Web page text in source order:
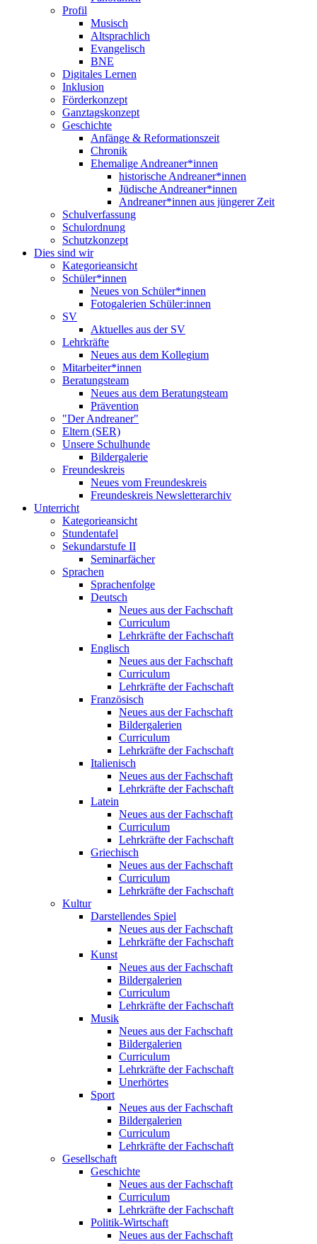
Profil
Musisch
Altsprachlich
Evangelisch
BNE
Digitales Lernen
Inklusion
Förderkonzept
Ganztagskonzept
Geschichte
Anfänge & Reformationszeit
Chronik
Ehemalige Andreaner*innen
historische Andreaner*innen
Jüdische Andreaner*innen
Andreaner*innen aus jüngerer Zeit
Schulverfassung
Schulordnung
Schutzkonzept
Dies sind wir
Kategorieansicht
Schüler*innen
Neues von Schüler*innen
Fotogalerien Schüler:innen
SV
Aktuelles aus der SV
Lehrkräfte
Neues aus dem Kollegium
Mitarbeiter*innen
Beratungsteam
Neues aus dem Beratungsteam
Prävention
"Der Andreaner"
Eltern (SER)
Unsere Schulhunde
Bildergalerie
Freundeskreis
Neues vom Freundeskreis
Freundeskreis Newsletterarchiv
Unterricht
Kategorieansicht
Stundentafel
Sekundarstufe II
Seminarfächer
Sprachen
Sprachenfolge
Deutsch
Neues aus der Fachschaft
Curriculum
Lehrkräfte der Fachschaft
Englisch
Neues aus der Fachschaft
Curriculum
Lehrkräfte der Fachschaft
Französisch
Neues aus der Fachschaft
Bildergalerien
Curriculum
Lehrkräfte der Fachschaft
Italienisch
Neues aus der Fachschaft
Lehrkräfte der Fachschaft
Latein
Neues aus der Fachschaft
Curriculum
Lehrkräfte der Fachschaft
Griechisch
Neues aus der Fachschaft
Curriculum
Lehrkräfte der Fachschaft
Kultur
Darstellendes Spiel
Neues aus der Fachschaft
Lehrkräfte der Fachschaft
Kunst
Neues aus der Fachschaft
Bildergalerien
Curriculum
Lehrkräfte der Fachschaft
Musik
Neues aus der Fachschaft
Bildergalerien
Curriculum
Lehrkräfte der Fachschaft
Unerhörtes
Sport
Neues aus der Fachschaft
Bildergalerien
Curriculum
Lehrkräfte der Fachschaft
Gesellschaft
Geschichte
Neues aus der Fachschaft
Curriculum
Lehrkräfte der Fachschaft
Politik-Wirtschaft
Neues aus der Fachschaft